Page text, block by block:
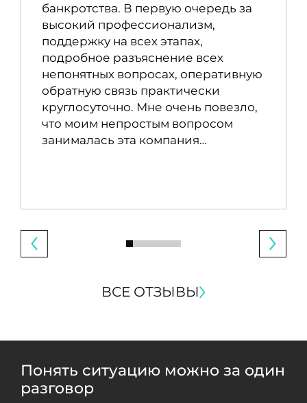
банкротства. В первую очередь за
высокий профессионализм,
поддержку на всех этапах,
подробное разъяснение всех
непонятных вопросах, оперативную
обратную связь практически
круглосуточно. Мне очень повезло,
что моим непростым вопросом
занималась эта компания…
ВСЕ ОТЗЫВЫ
Понять ситуацию можно за один
разговор